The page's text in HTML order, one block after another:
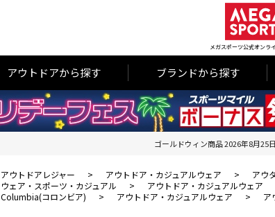
メガスポーツ公式オンラ
アウトドアから探す ブランドから探す
ゴールドウィン商品 2026年8月25
アウトドアレジャー > アウトドア・カジュアルウェア > アウ
ウェア・スポーツ・カジュアル > アウトドア・カジュアルウェア
Columbia(コロンビア) > アウトドア・カジュアルウェア > ア